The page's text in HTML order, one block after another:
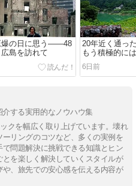
爆の日に思う――48
島を訪れて
20年近く通っ
もう積極的に
6日前
介する実用的なノウハウ集
クを幅広く取り上げています。壊れ
リングのコツなど、多くの実例を
問題解決に挑戦できる知識とヒン
とを楽しく解決していくスタイルが
、旅先での安心感を伝える内容が